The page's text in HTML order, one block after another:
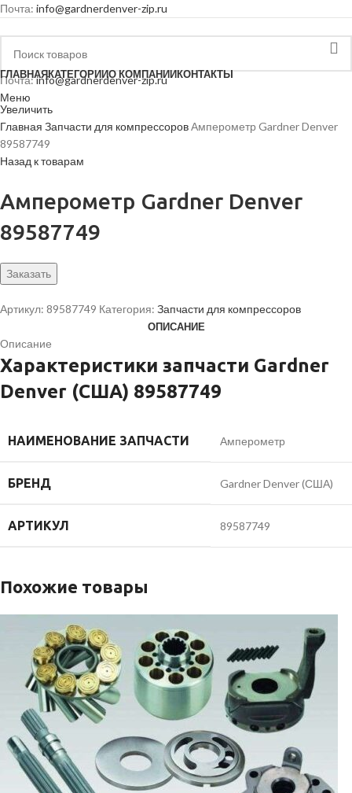
Почта: info@gardnerdenver-zip.ru
Почта:info@gardnerdenver-zip.ru
Меню
ГЛАВНАЯКАТЕГОРИИО КОМПАНИИКОНТАКТЫ
Увеличить
Главная Запчасти для компрессоровАмперометр Gardner Denver
89587749
Назад к товарам
Амперометр Gardner Denver
89587749
Заказать
Артикул: 89587749 Категория: Запчасти для компрессоров
ОПИСАНИЕ
Описание
Характеристики запчасти Gardner
Denver (США) 89587749
НАИМЕНОВАНИЕ ЗАПЧАСТИ Амперометр
БРЕНД Gardner Denver (США)
АРТИКУЛ 89587749
Похожие товары